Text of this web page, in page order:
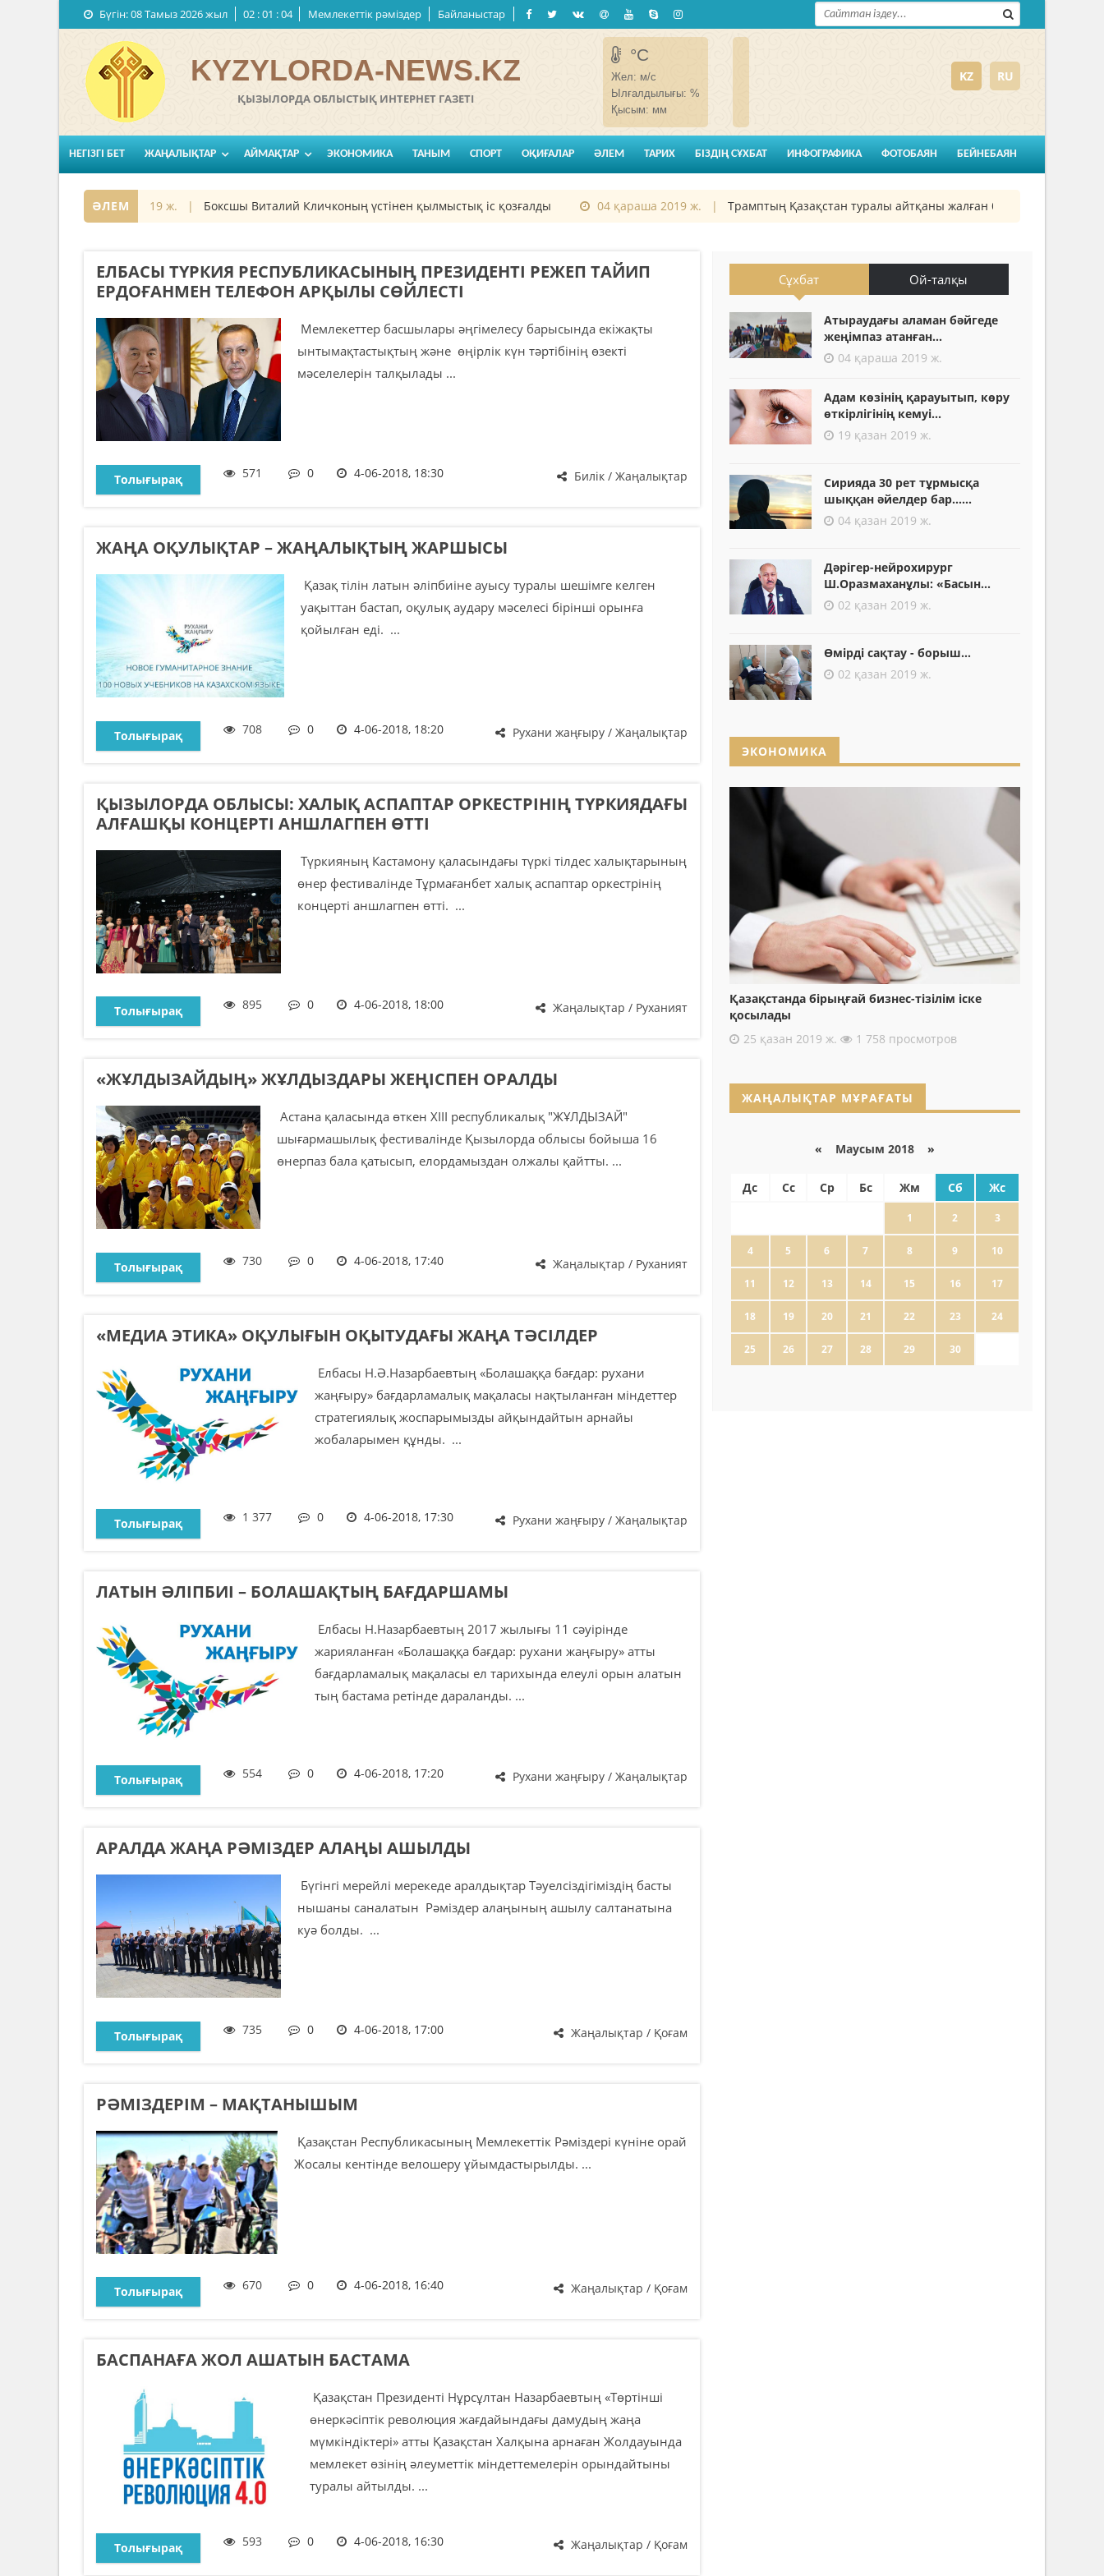
Бүгін:08 Тамыз 2026 жыл 02 :01 :05 Мемлекеттiк рәміздер Байланыстар
KYZYLORDA-NEWS.KZ
ҚЫЗЫЛОРДА ОБЛЫСТЫҚ ИНТЕРНЕТ ГАЗЕТІ
°C
Жел: м/с
Ылғалдылығы: %
Қысым: мм
KZ RU
НЕГІЗГІ БЕТ ЖАҢАЛЫҚТАР АЙМАҚТАР ЭКОНОМИКА ТАНЫМ СПОРТ ОҚИҒАЛАР ӘЛЕМ ТАРИХ БІЗДІҢ СҰХБАТ ИНФОГРАФИКА ФОТОБАЯН БЕЙНЕБАЯН
ӘЛЕМ
07 қараша 2019 ж. | Боксшы Виталий Кличконың үстінен қылмыстық іс қозғалды 04 қараша 2019 ж. | Трамптың Қазақстан туралы айтқаны жалған болып шықты
ЕЛБАСЫ ТҮРКИЯ РЕСПУБЛИКАСЫНЫҢ ПРЕЗИДЕНТІ РЕЖЕП ТАЙИП
ЕРДОҒАНМЕН ТЕЛЕФОН АРҚЫЛЫ СӨЙЛЕСТІ
Мемлекеттер басшылары әңгімелесу барысында екіжақты
ынтымақтастықтың және өңірлік күн тәртібінің өзекті
мәселелерін талқылады ...
Билік / Жаңалықтар
Толығырақ 571 0 4-06-2018, 18:30
ЖАҢА ОҚУЛЫҚТАР – ЖАҢАЛЫҚТЫҢ ЖАРШЫСЫ
Қазақ тілін латын әліпбиіне ауысу туралы шешімге келген
уақыттан бастап, оқулық аудару мәселесі бірінші орынға
қойылған еді. ...
Рухани жаңғыру / Жаңалықтар
Толығырақ 708 0 4-06-2018, 18:20
ҚЫЗЫЛОРДА ОБЛЫСЫ: ХАЛЫҚ АСПАПТАР ОРКЕСТРІНІҢ ТҮРКИЯДАҒЫ
АЛҒАШҚЫ КОНЦЕРТІ АНШЛАГПЕН ӨТТІ
Түркияның Кастамону қаласындағы түркі тілдес халықтарының
өнер фестивалінде Тұрмағанбет халық аспаптар оркестрінің
концерті аншлагпен өтті. ...
Жаңалықтар / Руханият
Толығырақ 895 0 4-06-2018, 18:00
«ЖҰЛДЫЗАЙДЫҢ» ЖҰЛДЫЗДАРЫ ЖЕҢІСПЕН ОРАЛДЫ
Астана қаласында өткен ХІІІ республикалық "ЖҰЛДЫЗАЙ"
шығармашылық фестивалінде Қызылорда облысы бойыша 16
өнерпаз бала қатысып, елордамыздан олжалы қайтты. ...
Жаңалықтар / Руханият
Толығырақ 730 0 4-06-2018, 17:40
«МЕДИА ЭТИКА» ОҚУЛЫҒЫН ОҚЫТУДАҒЫ ЖАҢА ТӘСІЛДЕР
Елбасы Н.Ә.Назарбаевтың «Болашаққа бағдар: рухани
жаңғыру» бағдарламалық мақаласы нақтыланған міндеттер
стратегиялық жоспарымызды айқындайтын арнайы
жобаларымен құнды. ...
Рухани жаңғыру / Жаңалықтар
Толығырақ 1 377 0 4-06-2018, 17:30
ЛАТЫН ӘЛІПБИІ – БОЛАШАҚТЫҢ БАҒДАРШАМЫ
Елбасы Н.Назарбаевтың 2017 жылығы 11 сәуірінде
жарияланған «Болашаққа бағдар: рухани жаңғыру» атты
бағдарламалық мақаласы ел тарихында елеулі орын алатын
тың бастама ретінде дараланды. ...
Рухани жаңғыру / Жаңалықтар
Толығырақ 554 0 4-06-2018, 17:20
АРАЛДА ЖАҢА РӘМІЗДЕР АЛАҢЫ АШЫЛДЫ
Бүгінгі мерейлі мерекеде аралдықтар Тәуелсіздігіміздің басты
нышаны саналатын Рәміздер алаңының ашылу салтанатына
куә болды. ...
Жаңалықтар / Қоғам
Толығырақ 735 0 4-06-2018, 17:00
РӘМІЗДЕРІМ – МАҚТАНЫШЫМ
Қазақстан Республикасының Мемлекеттік Рәміздері күніне орай
Жосалы кентінде велошеру ұйымдастырылды. ...
Жаңалықтар / Қоғам
Толығырақ 670 0 4-06-2018, 16:40
БАСПАНАҒА ЖОЛ АШАТЫН БАСТАМА
Қазақстан Президенті Нұрсұлтан Назарбаевтың «Төртінші
өнеркәсіптік революция жағдайындағы дамудың жаңа
мүмкіндіктері» атты Қазақстан Халқына арнаған Жолдауында
мемлекет өзінің әлеуметтік міндеттемелерін орындайтыны
туралы айтылды. ...
Жаңалықтар / Қоғам
Толығырақ 593 0 4-06-2018, 16:30
Сұхбат Ой-талқы
Атыраудағы аламан бәйгеде
жеңімпаз атанған...
04 қараша 2019 ж.
Адам көзінің қарауытып, көру
өткірлігінің кемуі...
19 қазан 2019 ж.
Сирияда 30 рет тұрмысқа
шыққан әйелдер бар......
04 қазан 2019 ж.
Дәрігер-нейрохирург
Ш.Оразмаханұлы: «Басын...
02 қазан 2019 ж.
Өмірді сақтау - борыш...
02 қазан 2019 ж.
ЭКОНОМИКА
Қазақстанда бірыңғай бизнес-тізілім іске
қосылады
25 қазан 2019 ж.
1 758 просмотров
ЖАҢАЛЫҚТАР МҰРАҒАТЫ
« Маусым 2018 »
Дс Сс Ср Бс Жм Сб Жс
1 2 3
4 5 6 7 8 9 10
11 12 13 14 15 16 17
18 19 20 21 22 23 24
25 26 27 28 29 30